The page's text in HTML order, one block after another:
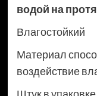
водой на
Влагостойкий
Материал
воздействие